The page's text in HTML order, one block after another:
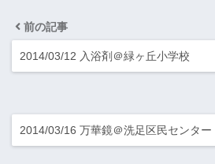
前の記事
2014/03/12 入浴剤＠緑ヶ丘小学校
2014/03/16 万華鏡＠洗足区民センター